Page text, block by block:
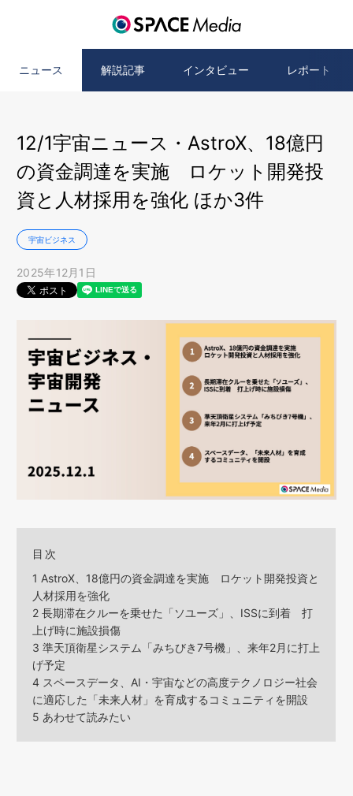
ニュース 解説記事 インタビュー レポート
12/1宇宙ニュース・AstroX、18億円
の資金調達を実施 ロケット開発投
資と人材採用を強化 ほか3件
宇宙ビジネス
2025年12月1日
目次
1 AstroX、18億円の資金調達を実施 ロケット開発投資と
人材採用を強化
2 長期滞在クルーを乗せた「ソユーズ」、ISSに到着 打
上げ時に施設損傷
3 準天頂衛星システム「みちびき7号機」、来年2月に打上
げ予定
4 スペースデータ、AI・宇宙などの高度テクノロジー社会
に適応した「未来人材」を育成するコミュニティを開設
5 あわせて読みたい